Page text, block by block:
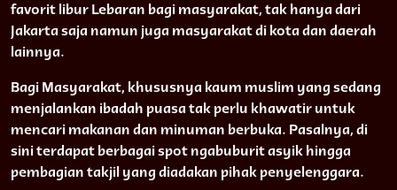
favorit libur Lebaran bagi masyarakat, tak hanya dari
Jakarta saja namun juga masyarakat di kota dan daerah
lainnya.
Bagi Masyarakat, khususnya kaum muslim yang sedang
menjalankan ibadah puasa tak perlu khawatir untuk
mencari makanan dan minuman berbuka. Pasalnya, di
sini terdapat berbagai spot ngabuburit asyik hingga
pembagian takjil yang diadakan pihak penyelenggara.